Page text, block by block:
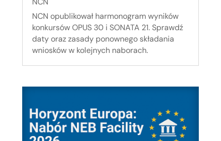
NCN opublikował harmonogram wyników
konkursów OPUS 30 i SONATA 21. Sprawdź
daty oraz zasady ponownego składania
wniosków w kolejnych naborach.